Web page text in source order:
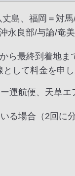
島、福岡＝対
永良部/与論/奄
ら最終到着地ま
して料金を申し
運航便、天草
る場合（2回に